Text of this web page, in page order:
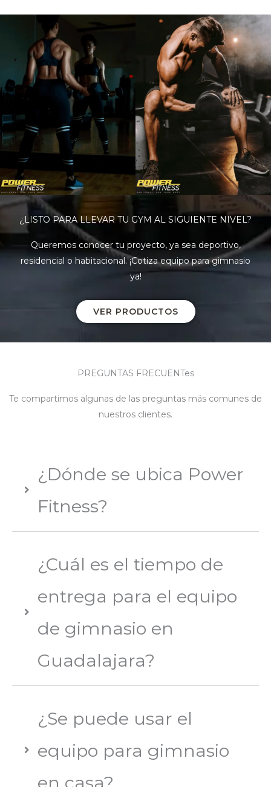
¿LISTO PARA LLEVAR TU GYM AL SIGUIENTE NIVEL?
Queremos conocer tu proyecto, ya sea deportivo,
residencial o habitacional. ¡Cotiza equipo para gimnasio
ya!
VER PRODUCTOS
PREGUNTAS FRECUENTes
Te compartimos algunas de las preguntas más comunes de
nuestros clientes.
¿Dónde se ubica Power
Fitness?
¿Cuál es el tiempo de
entrega para el equipo
de gimnasio en
Guadalajara?
¿Se puede usar el
equipo para gimnasio
en casa?